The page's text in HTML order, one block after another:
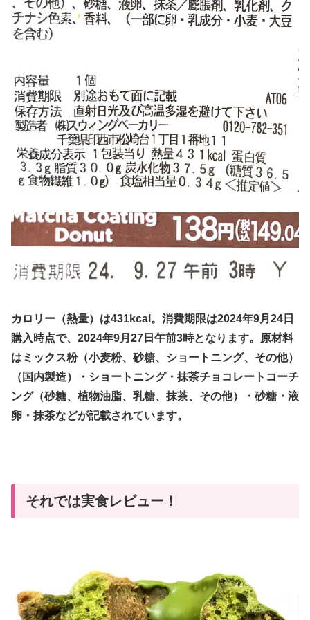
カロリー（熱量）は431kcal。消費期限は2024年9月24日
購入時点で、2024年9月27日午前3時となります。原材料
はミックス粉（小麦粉、砂糖、ショートニング、その他）
（国内製造）・ショートニング・抹茶チョコレートコーチ
ング（砂糖、植物油脂、乳糖、抹茶、その他）・砂糖・液
卵・抹茶などが記載されています。
それでは実食レビュー！